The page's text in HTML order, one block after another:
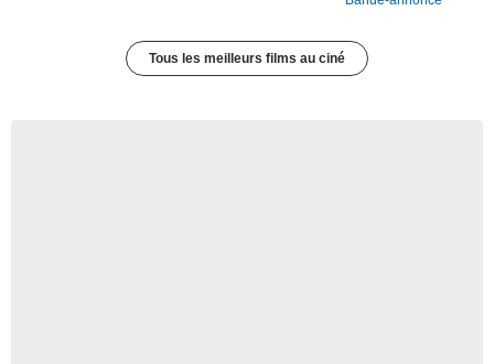
Tous les meilleurs films au ciné